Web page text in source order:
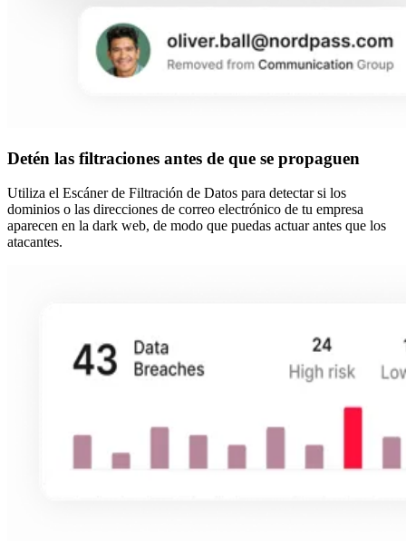
Detén las filtraciones antes de que se propaguen
Utiliza el Escáner de Filtración de Datos para detectar si los
dominios o las direcciones de correo electrónico de tu empresa
aparecen en la dark web, de modo que puedas actuar antes que los
atacantes.